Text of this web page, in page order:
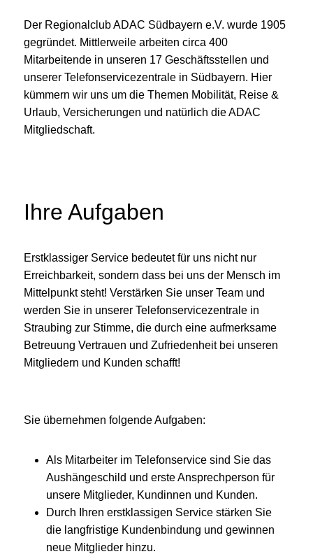
Der Regionalclub ADAC Südbayern e.V. wurde 1905
gegründet. Mittlerweile arbeiten circa 400
Mitarbeitende in unseren 17 Geschäftsstellen und
unserer Telefonservicezentrale in Südbayern. Hier
kümmern wir uns um die Themen Mobilität, Reise &
Urlaub, Versicherungen und natürlich die ADAC
Mitgliedschaft.
Ihre Aufgaben
Erstklassiger Service bedeutet für uns nicht nur
Erreichbarkeit, sondern dass bei uns der Mensch im
Mittelpunkt steht! Verstärken Sie unser Team und
werden Sie in unserer Telefonservicezentrale in
Straubing zur Stimme, die durch eine aufmerksame
Betreuung Vertrauen und Zufriedenheit bei unseren
Mitgliedern und Kunden schafft!
Sie übernehmen folgende Aufgaben:
Als Mitarbeiter im Telefonservice sind Sie das
Aushängeschild und erste Ansprechperson für
unsere Mitglieder, Kundinnen und Kunden.
Durch Ihren erstklassigen Service stärken Sie
die langfristige Kundenbindung und gewinnen
neue Mitglieder hinzu.